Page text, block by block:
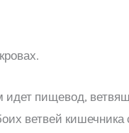
идет пищевод,
ветвей кишечника